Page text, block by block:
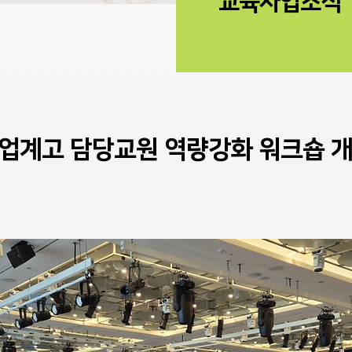
계고 담당교원 역량강화 워크숍